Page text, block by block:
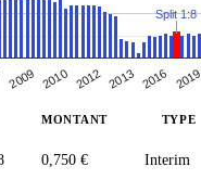
2009 2010 2012 2013 2016 2019
Split 1:8
MONTANT TYPE
0,750 € Interim